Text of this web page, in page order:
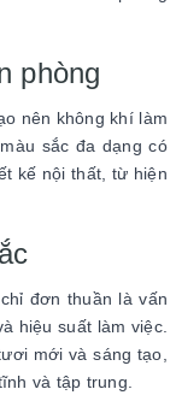
phòng
nên không khí làm
sắc đa dạng có
kế nội thất, từ hiện
đơn thuần là vấn
hiệu suất làm việc.
mới và sáng tạo,
và tập trung.